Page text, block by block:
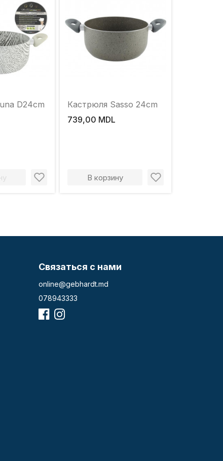
D24cm
Кастрюля Sasso 24cm
739,00 MDL
В корзину
Связаться с нами
online@gebhardt.md
078943333